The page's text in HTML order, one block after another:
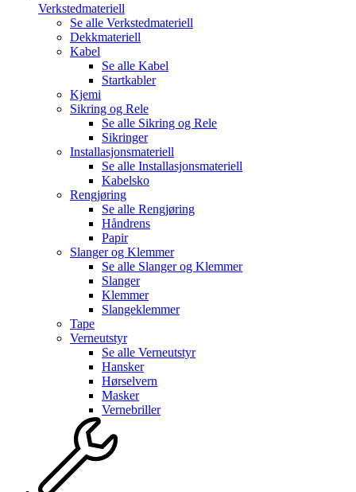
Verkstedmateriell
Se alle Verkstedmateriell
Dekkmateriell
Kabel
Se alle Kabel
Startkabler
Kjemi
Sikring og Rele
Se alle Sikring og Rele
Sikringer
Installasjonsmateriell
Se alle Installasjonsmateriell
Kabelsko
Rengjøring
Se alle Rengjøring
Håndrens
Papir
Slanger og Klemmer
Se alle Slanger og Klemmer
Slanger
Klemmer
Slangeklemmer
Tape
Verneutstyr
Se alle Verneutstyr
Hansker
Hørselvern
Masker
Vernebriller